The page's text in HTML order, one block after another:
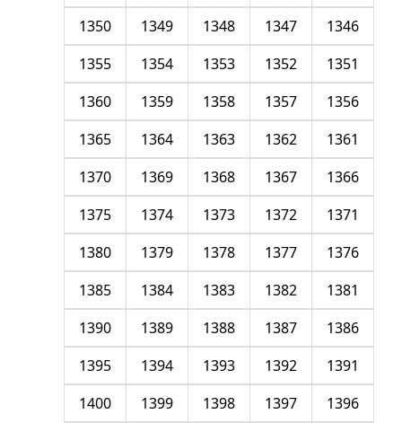
1346
1347
1348
1349
1350
1351
1352
1353
1354
1355
1356
1357
1358
1359
1360
1361
1362
1363
1364
1365
1366
1367
1368
1369
1370
1371
1372
1373
1374
1375
1376
1377
1378
1379
1380
1381
1382
1383
1384
1385
1386
1387
1388
1389
1390
1391
1392
1393
1394
1395
1396
1397
1398
1399
1400